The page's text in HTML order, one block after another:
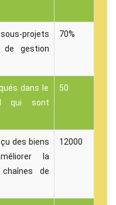
projets
de gestion
70%
dans le
qui sont
50
des biens
la
de
12000